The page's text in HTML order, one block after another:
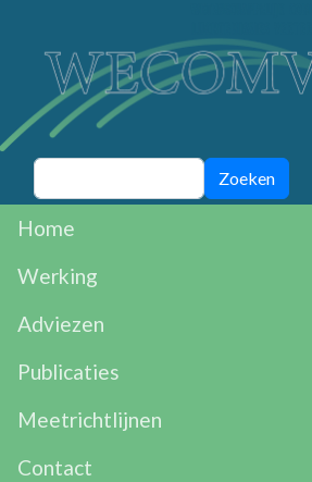
Zoeken Zoeken
Main navigation
Home
Werking
Adviezen
Publicaties
Meetrichtlijnen
Contact